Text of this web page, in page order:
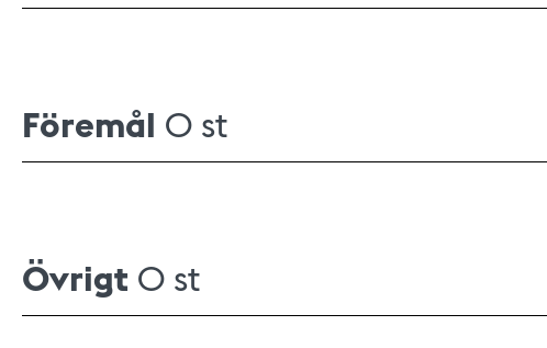
Föremål 0 st
Övrigt 0 st